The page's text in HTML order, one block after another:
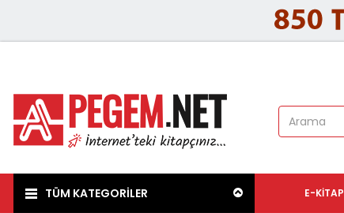
TÜM KATEGORİLER E-KITAP